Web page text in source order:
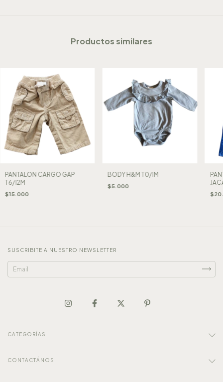
Productos similares
PANTALON CARGO GAP
T6/12M
$15.000
BODY H&M T0/1M
$5.000
SUSCRIBITE A NUESTRO NEWSLETTER
CATEGORÍAS
CONTACTÁNOS